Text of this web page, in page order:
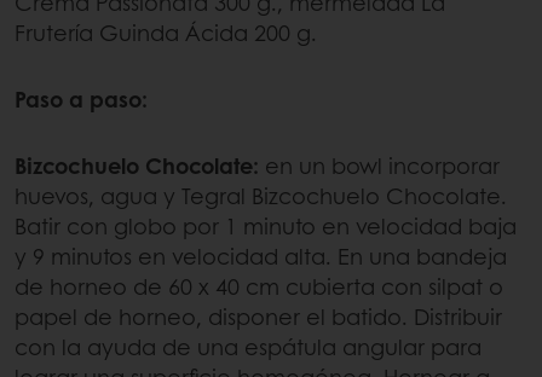
Frutería Guinda Ácida 200 g.
Paso a paso:
Bizcochuelo Chocolate: en un bowl incorporar
huevos, agua y Tegral Bizcochuelo Chocolate.
Batir con globo por 1 minuto en velocidad baja
y 9 minutos en velocidad alta. En una bandeja
de horneo de 60 x 40 cm cubierta con silpat o
papel de horneo, disponer el batido. Distribuir
con la ayuda de una espátula angular para